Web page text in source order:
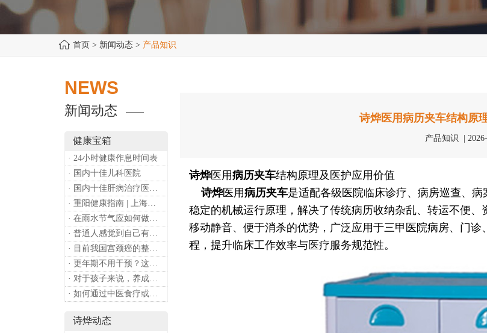
首页 > 新闻动态 > 产品知识
NEWS
新闻动态
健康宝箱
· 24小时健康作息时间表
· 国内十佳儿科医院
· 国内十佳肝病治疗医院排行
· 重阳健康指南 | 上海诗烨：秋养正当时，这份健康小贴士请收好​
· 在雨水节气应如何做好健康保健？
· 普通人感觉到自己有心理问题，有哪些方式可以来帮助缓解？
· 目前我国宫颈癌的整体流行情况和防治形势如何？
· 更年期不用干预？这是个误会
· 对于孩子来说，养成哪些好习惯能够预防近视？
· 如何通过中医食疗或穴位按摩等方式来祛湿健脾？
诗烨动态
诗烨医用病历夹车结构原
产品知识 |
诗烨医用病历夹车结构原理及医护应用价值
诗烨医用病历夹车是适配各级医院临床诊疗、病房巡查、
稳定的机械运行原理，解决了传统病历收纳杂乱、转运不便、
移动静音、便于消杀的优势，广泛应用于三甲医院病房、门
程，提升临床工作效率与医疗服务规范性。